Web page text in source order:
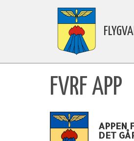
FVRF APP
APPEN
DET